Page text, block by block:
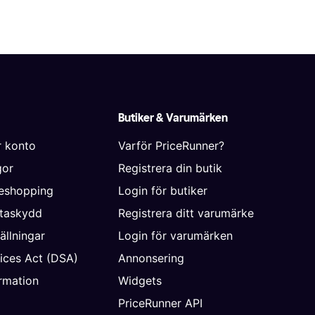
konto
Act (DSA)
Butiker & Varumärken
Varför PriceRunner?
Registrera din butik
Login för butiker
Registrera ditt varumärke
Login för varumärken
Annonsering
Widgets
PriceRunner API